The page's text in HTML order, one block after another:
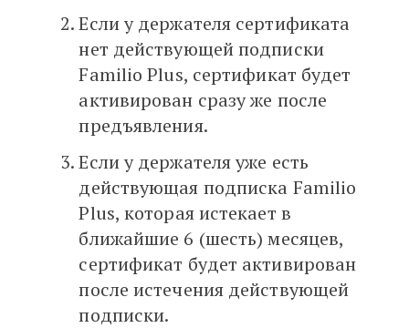
Если у держателя сертификата
нет действующей подписки
Familio Plus, сертификат будет
активирован сразу же после
предъявления.
Если у держателя уже есть
действующая подписка Familio
Plus, которая истекает в
ближайшие 6 (шесть) месяцев,
сертификат будет активирован
после истечения действующей
подписки.